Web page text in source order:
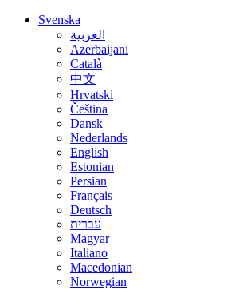
Svenska
العربية
Azerbaijani
Català
中文
Hrvatski
Čeština
Dansk
Nederlands
English
Estonian
Persian
Français
Deutsch
עברית
Magyar
Italiano
Macedonian
Norwegian